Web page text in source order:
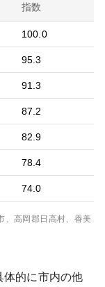
指数
100.0
95.3
91.3
87.2
82.9
78.4
74.0
、高岡郡日高村、香美
体的に市内の他